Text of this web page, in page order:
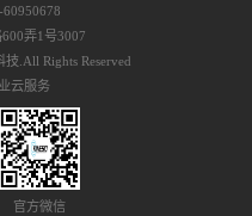
KinesioTaping ® （Kinesio贴扎
念是空（空间），动（流动），冷
升），为了实现这些，贴布的质
地，Kinesio Medical
Kinesio医疗贴扎）通过从皮肤表面
...
损伤组织的作用。对组织的营养供
节周围皮下组织的关节囊。 流
濑博士-Kinesio肌内效贴布的发明
论是以对日常生活产生反复影响
性质为焦点。 筋膜容易受到外部
600弄1号3007
.All Rights Reserved
云服务
官方微信